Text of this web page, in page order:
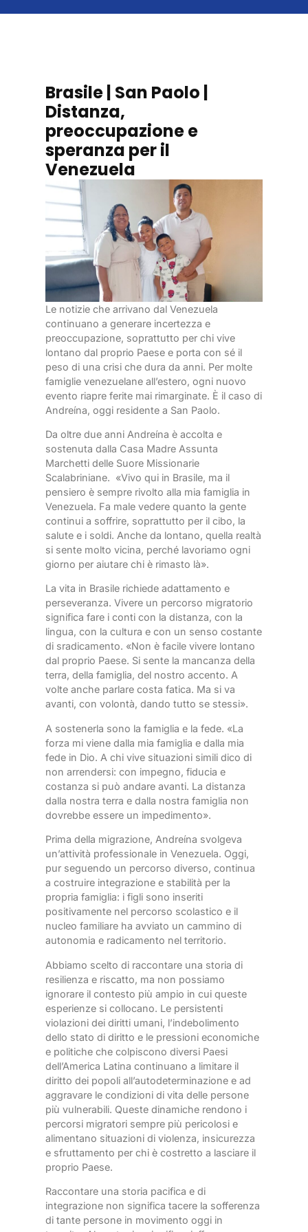
Brasile | San Paolo |
Distanza,
preoccupazione e
speranza per il
Venezuela
Le notizie che arrivano dal Venezuela
continuano a generare incertezza e
preoccupazione, soprattutto per chi vive
lontano dal proprio Paese e porta con sé il
peso di una crisi che dura da anni. Per molte
famiglie venezuelane all’estero, ogni nuovo
evento riapre ferite mai rimarginate. È il caso di
Andreína, oggi residente a San Paolo.
Da oltre due anni Andreína è accolta e
sostenuta dalla Casa Madre Assunta
Marchetti delle Suore Missionarie
Scalabriniane. «Vivo qui in Brasile, ma il
pensiero è sempre rivolto alla mia famiglia in
Venezuela. Fa male vedere quanto la gente
continui a soffrire, soprattutto per il cibo, la
salute e i soldi. Anche da lontano, quella realtà
si sente molto vicina, perché lavoriamo ogni
giorno per aiutare chi è rimasto là».
La vita in Brasile richiede adattamento e
perseveranza. Vivere un percorso migratorio
significa fare i conti con la distanza, con la
lingua, con la cultura e con un senso costante
di sradicamento. «Non è facile vivere lontano
dal proprio Paese. Si sente la mancanza della
terra, della famiglia, del nostro accento. A
volte anche parlare costa fatica. Ma si va
avanti, con volontà, dando tutto se stessi».
A sostenerla sono la famiglia e la fede. «La
forza mi viene dalla mia famiglia e dalla mia
fede in Dio. A chi vive situazioni simili dico di
non arrendersi: con impegno, fiducia e
costanza si può andare avanti. La distanza
dalla nostra terra e dalla nostra famiglia non
dovrebbe essere un impedimento».
Prima della migrazione, Andreína svolgeva
un’attività professionale in Venezuela. Oggi,
pur seguendo un percorso diverso, continua
a costruire integrazione e stabilità per la
propria famiglia: i figli sono inseriti
positivamente nel percorso scolastico e il
nucleo familiare ha avviato un cammino di
autonomia e radicamento nel territorio.
Abbiamo scelto di raccontare una storia di
resilienza e riscatto, ma non possiamo
ignorare il contesto più ampio in cui queste
esperienze si collocano. Le persistenti
violazioni dei diritti umani, l’indebolimento
dello stato di diritto e le pressioni economiche
e politiche che colpiscono diversi Paesi
dell’America Latina continuano a limitare il
diritto dei popoli all’autodeterminazione e ad
aggravare le condizioni di vita delle persone
più vulnerabili. Queste dinamiche rendono i
percorsi migratori sempre più pericolosi e
alimentano situazioni di violenza, insicurezza
e sfruttamento per chi è costretto a lasciare il
proprio Paese.
Raccontare una storia pacifica e di
integrazione non significa tacere la sofferenza
di tante persone in movimento oggi in